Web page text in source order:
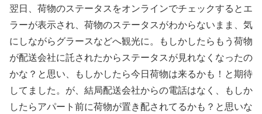
翌日、荷物のステータスをオンラインでチェックするとエ
ラーが表示され、荷物のステータスがわからないまま、気
にしながらグラースなどへ観光に。もしかしたらもう荷物
が配送会社に託されたからステータスが見れなくなったの
かな？と思い、もしかしたら今日荷物は来るかも！と期待
してました。が、結局配送会社からの電話はなく、もしか
したらアパート前に荷物が置き配されてるかも？と思いな